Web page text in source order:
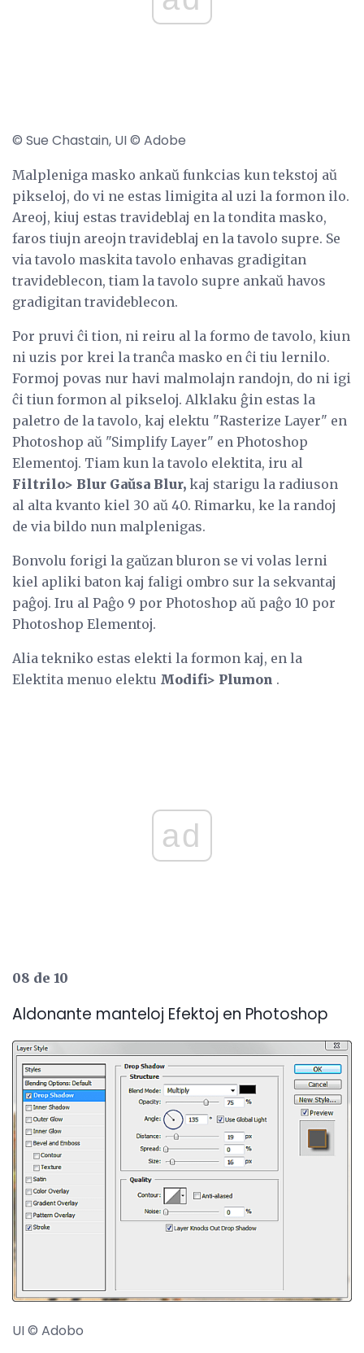
© Sue Chastain, UI © Adobe
Malpleniga masko ankaŭ funkcias kun tekstoj aŭ
pikseloj, do vi ne estas limigita al uzi la formon ilo.
Areoj, kiuj estas travideblaj en la tondita masko,
faros tiujn areojn travideblaj en la tavolo supre. Se
via tavolo maskita tavolo enhavas gradigitan
travideblecon, tiam la tavolo supre ankaŭ havos
gradigitan travideblecon.
Por pruvi ĉi tion, ni reiru al la formo de tavolo, kiun
ni uzis por krei la tranĉa masko en ĉi tiu lernilo.
Formoj povas nur havi malmolajn randojn, do ni igi
ĉi tiun formon al pikseloj. Alklaku ĝin estas la
paletro de la tavolo, kaj elektu "Rasterize Layer" en
Photoshop aŭ "Simplify Layer" en Photoshop
Elementoj. Tiam kun la tavolo elektita, iru al
Filtrilo> Blur Gaŭsa Blur, kaj starigu la radiuson
al alta kvanto kiel 30 aŭ 40. Rimarku, ke la randoj
de via bildo nun malplenigas.
Bonvolu forigi la gaŭzan bluron se vi volas lerni
kiel apliki baton kaj faligi ombro sur la sekvantaj
paĝoj. Iru al Paĝo 9 por Photoshop aŭ paĝo 10 por
Photoshop Elementoj.
Alia tekniko estas elekti la formon kaj, en la
Elektita menuo elektu Modifi> Plumon .
ad
08 de 10
Aldonante manteloj Efektoj en Photoshop
UI © Adobo